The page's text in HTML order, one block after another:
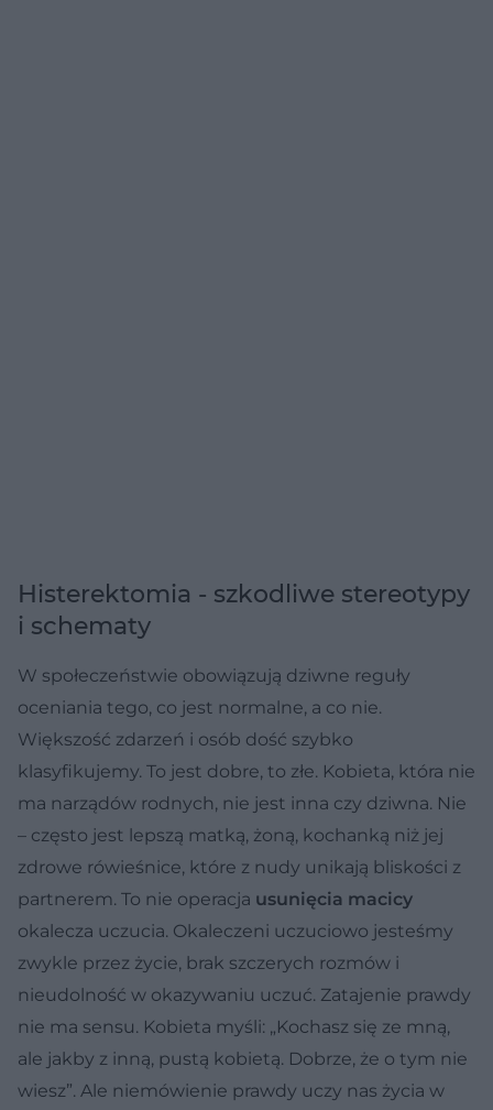
Histerektomia - szkodliwe stereotypy
i schematy
W społeczeństwie obowiązują dziwne reguły
oceniania tego, co jest normalne, a co nie.
Większość zdarzeń i osób dość szybko
klasyfikujemy. To jest dobre, to złe. Kobieta, która nie
ma narządów rodnych, nie jest inna czy dziwna. Nie
– często jest lepszą matką, żoną, kochanką niż jej
zdrowe rówieśnice, które z nudy unikają bliskości z
partnerem. To nie operacja usunięcia macicy
okalecza uczucia. Okaleczeni uczuciowo jesteśmy
zwykle przez życie, brak szczerych rozmów i
nieudolność w okazywaniu uczuć. Zatajenie prawdy
nie ma sensu. Kobieta myśli: „Kochasz się ze mną,
ale jakby z inną, pustą kobietą. Dobrze, że o tym nie
wiesz”. Ale niemówienie prawdy uczy nas życia w